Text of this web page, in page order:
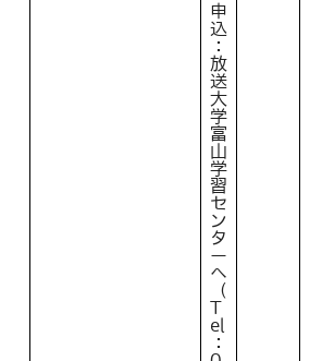
申
込
：
放
送
大
学
富
山
学
習
セ
ン
タ
ー
へ
（
T
el
：